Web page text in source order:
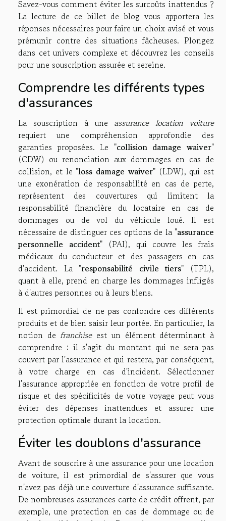
Savez-vous comment éviter les surcoûts inattendus ?
La lecture de ce billet de blog vous apportera les
réponses nécessaires pour faire un choix avisé et vous
prémunir contre des situations fâcheuses. Plongez
dans cet univers complexe et découvrez les conseils
pour une souscription assurée et sereine.
Comprendre les différents types
d'assurances
La souscription à une assurance location voiture
requiert une compréhension approfondie des
garanties proposées. Le "collision damage waiver"
(CDW) ou renonciation aux dommages en cas de
collision, et le "loss damage waiver" (LDW), qui est
une exonération de responsabilité en cas de perte,
représentent des couvertures qui limitent la
responsabilité financière du locataire en cas de
dommages ou de vol du véhicule loué. Il est
nécessaire de distinguer ces options de la "assurance
personnelle accident" (PAI), qui couvre les frais
médicaux du conducteur et des passagers en cas
d'accident. La "responsabilité civile tiers" (TPL),
quant à elle, prend en charge les dommages infligés
à d'autres personnes ou à leurs biens.
Il est primordial de ne pas confondre ces différents
produits et de bien saisir leur portée. En particulier, la
notion de franchiseest un élément déterminant à
comprendre : il s'agit du montant qui ne sera pas
couvert par l'assurance et qui restera, par conséquent,
à votre charge en cas d'incident. Sélectionner
l'assurance appropriée en fonction de votre profil de
risque et des spécificités de votre voyage peut vous
éviter des dépenses inattendues et assurer une
protection optimale durant la location.
Éviter les doublons d'assurance
Avant de souscrire à une assurance pour une location
de voiture, il est primordial de s'assurer que vous
n'avez pas déjà une couverture d'assurance suffisante.
De nombreuses assurances carte de crédit offrent, par
exemple, une protection en cas de dommage ou de